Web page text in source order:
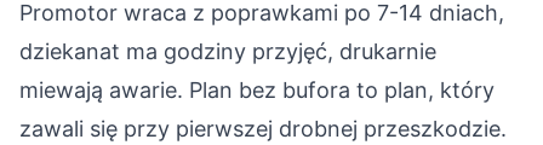
Promotor wraca z poprawkami po 7-14 dniach,
dziekanat ma godziny przyjęć, drukarnie
miewają awarie. Plan bez bufora to plan, który
zawali się przy pierwszej drobnej przeszkodzie.